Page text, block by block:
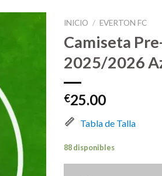
INICIO / EVERTON FC
Camiseta
2025/2026
€25.00
Tabla de Talla
88 disponibles